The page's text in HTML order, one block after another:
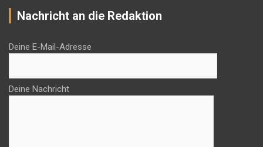
Nachricht an die Redaktion
Deine E-Mail-Adresse
Deine Nachricht